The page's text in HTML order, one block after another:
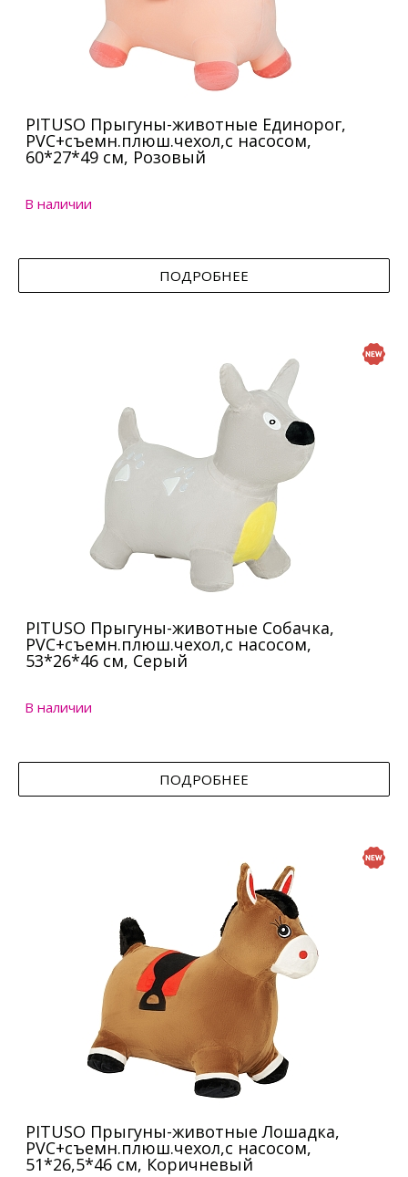
PITUSO Прыгуны-животные Единорог,
PVC+съемн.плюш.чехол,с насосом,
60*27*49 см, Розовый
В наличии
ПОДРОБНЕЕ
PITUSO Прыгуны-животные Собачка,
PVC+съемн.плюш.чехол,с насосом,
53*26*46 см, Серый
В наличии
ПОДРОБНЕЕ
PITUSO Прыгуны-животные Лошадка,
PVC+съемн.плюш.чехол,с насосом,
51*26,5*46 см, Коричневый